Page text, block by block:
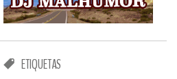
ETIQUETAS